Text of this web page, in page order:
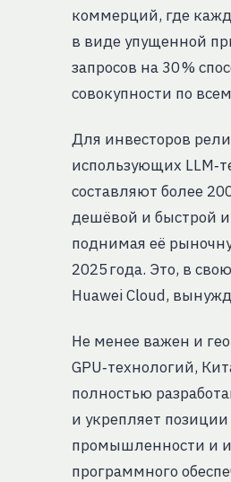
коммерций, где
в виде упущенной
запросов на 30 %
совокупности по
Для инвесторов
использующих
составляют более
дешёвой и быстрой
поднимая её
2025 года. Это, в
Huawei Cloud,
Не менее важен и
GPU‑технологий,
полностью
и укрепляет
промышленности и
программного